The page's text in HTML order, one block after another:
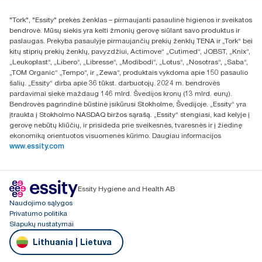
UAB Essity Lithuania
Naugarduko g. 98
LT-03160 Vilnius, Lietuva
"Tork", "Essity" prekės ženklas – pirmaujanti pasaulinė higienos ir sveikatos
bendrovė. Mūsų siekis yra kelti žmonių gerovę siūlant savo produktus ir
paslaugas. Prekyba pasaulyje pirmaujančių prekių ženklų TENA ir „Tork“ bei
kitų stiprių prekių ženklų, pavyzdžiui, Actimove“ „Cutimed“, JOBST, „Knix“,
„Leukoplast“, „Libero“, „Libresse“, „Modibodi“, „Lotus“, „Nosotras“, „Saba“,
„TOM Organic“ „Tempo“, ir „Zewa“, produktais vykdoma apie 150 pasaulio
šalių. „Essity“ dirba apie 36 tūkst. darbuotojų. 2024 m. bendrovės
pardavimai siekė maždaug 146 mlrd. Švedijos kronų (13 mlrd. eurų).
Bendrovės pagrindinė būstinė įsikūrusi Stokholme, Švedijoje. „Essity“ yra
įtraukta į Stokholmo NASDAQ biržos sąrašą. „Essity“ stengiasi, kad kelyje į
gerovę nebūtų kliūčių, ir prisideda prie sveikesnės, tvaresnės ir į žiedinę
ekonomiką orientuotos visuomenės kūrimo. Daugiau informacijos
www.essity.com
Essity Hygiene and Health AB
Naudojimo sąlygos
Privatumo politika
Slapukų nustatymai
Lithuania | Lietuva